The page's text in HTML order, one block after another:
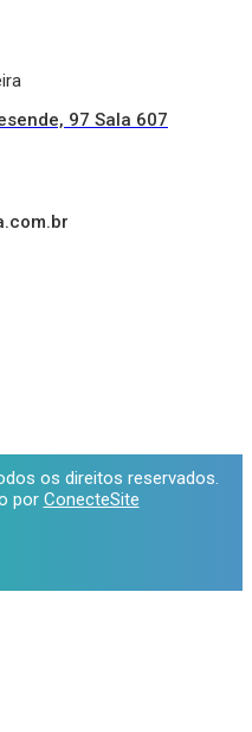
97 Sala 607
os direitos reservados.
por ConecteSite